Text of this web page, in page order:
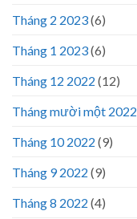
Tháng 2 2023(6)
Tháng 1 2023(6)
Tháng 12 2022 (12)
Tháng mười một 2022
Tháng 10 2022 (9)
Tháng 9 2022 (9)
Tháng 8 2022 (4)